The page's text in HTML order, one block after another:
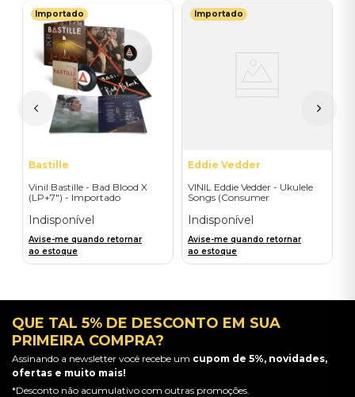
Importado
Bastille
Vinil Bastille - Bad Blood X
(LP+7") - Importado
Indisponível
Avise-me quando retornar
ao estoque
Importado
Eddie Vedder
VINIL Eddie Vedder - Ukulele
Songs (Consumer
Indisponível
Avise-me quando retornar
ao estoque
QUE TAL 5% DE DESCONTO EM SUA
PRIMEIRA COMPRA?
Assinando a newsletter você recebe um cupom de 5%, novidades,
ofertas e muito mais!
*Desconto não acumulativo com outras promoções.